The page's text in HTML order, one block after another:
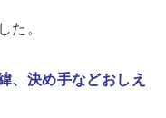
た。
、決め手などおしえ